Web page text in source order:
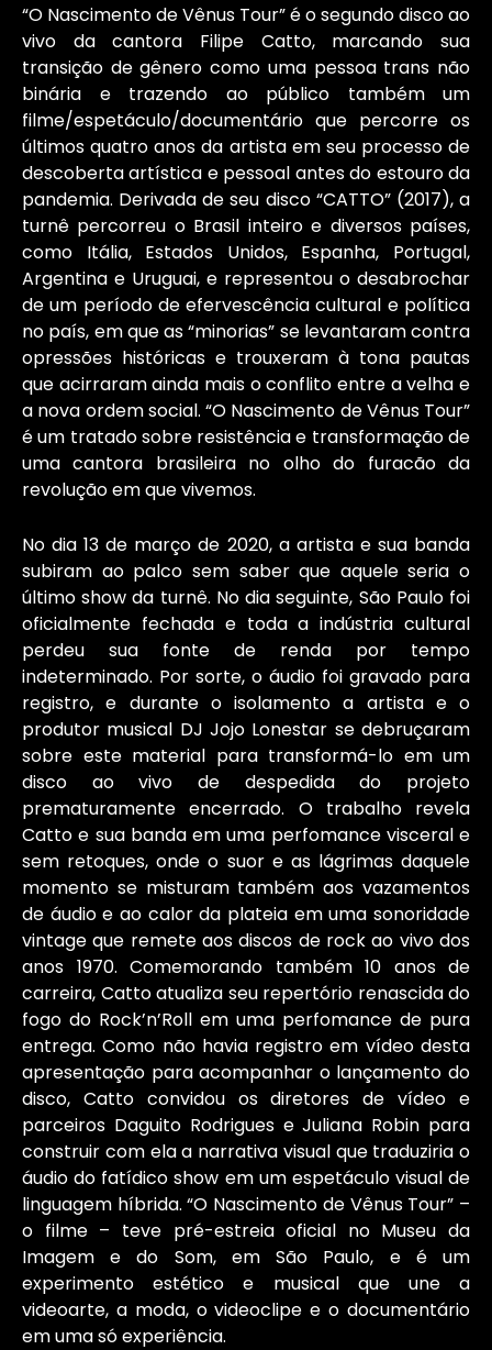
“O Nascimento de Vênus Tour” é o segundo disco ao
vivo da cantora Filipe Catto, marcando sua
transição de gênero como uma pessoa trans não
binária e trazendo ao público também um
filme/espetáculo/documentário que percorre os
últimos quatro anos da artista em seu processo de
descoberta artística e pessoal antes do estouro da
pandemia. Derivada de seu disco “CATTO” (2017), a
turnê percorreu o Brasil inteiro e diversos países,
como Itália, Estados Unidos, Espanha, Portugal,
Argentina e Uruguai, e representou o desabrochar
de um período de efervescência cultural e política
no país, em que as “minorias” se levantaram contra
opressões históricas e trouxeram à tona pautas
que acirraram ainda mais o conflito entre a velha e
a nova ordem social. “O Nascimento de Vênus Tour”
é um tratado sobre resistência e transformação de
uma cantora brasileira no olho do furacão da
revolução em que vivemos.
No dia 13 de março de 2020, a artista e sua banda
subiram ao palco sem saber que aquele seria o
último show da turnê. No dia seguinte, São Paulo foi
oficialmente fechada e toda a indústria cultural
perdeu sua fonte de renda por tempo
indeterminado. Por sorte, o áudio foi gravado para
registro, e durante o isolamento a artista e o
produtor musical DJ Jojo Lonestar se debruçaram
sobre este material para transformá-lo em um
disco ao vivo de despedida do projeto
prematuramente encerrado. O trabalho revela
Catto e sua banda em uma perfomance visceral e
sem retoques, onde o suor e as lágrimas daquele
momento se misturam também aos vazamentos
de áudio e ao calor da plateia em uma sonoridade
vintage que remete aos discos de rock ao vivo dos
anos 1970. Comemorando também 10 anos de
carreira, Catto atualiza seu repertório renascida do
fogo do Rock’n’Roll em uma perfomance de pura
entrega. Como não havia registro em vídeo desta
apresentação para acompanhar o lançamento do
disco, Catto convidou os diretores de vídeo e
parceiros Daguito Rodrigues e Juliana Robin para
construir com ela a narrativa visual que traduziria o
áudio do fatídico show em um espetáculo visual de
linguagem híbrida. “O Nascimento de Vênus Tour” –
o filme – teve pré-estreia oficial no Museu da
Imagem e do Som, em São Paulo, e é um
experimento estético e musical que une a
videoarte, a moda, o videoclipe e o documentário
em uma só experiência.